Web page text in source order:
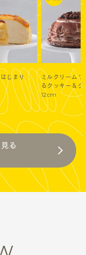
はじまり
ミルクリーム
るクッキー＆
12cm
る